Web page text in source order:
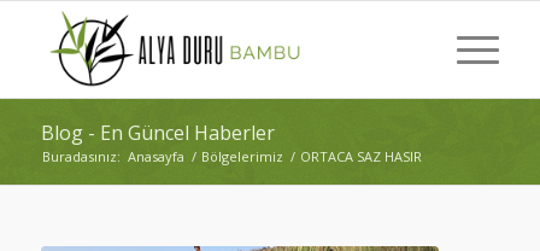
Blog - En Güncel Haberler
Buradasınız: Anasayfa / Bölgelerimiz / ORTACA SAZ HASIR